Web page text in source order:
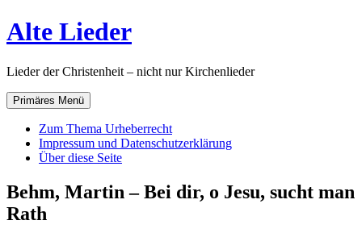
Zum
Inhalt
Alte Lieder
Lieder der Christenheit – nicht nur Kirchenlieder
Primäres Menü
Zum Thema Urheberrecht
Impressum und Datenschutzerklärung
Über diese Seite
Behm, Martin – Bei dir, o Jesu, sucht man
Rath